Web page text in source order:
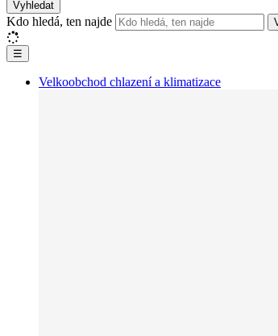
Vyhledat
Kdo hledá, ten najde
☰
Velkoobchod chlazení a klimatizace